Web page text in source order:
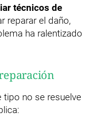
técnicos de
reparar el daño,
ha ralentizado
tipo no se resuelve